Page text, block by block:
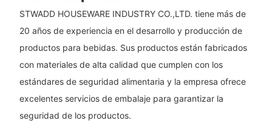
STWADD HOUSEWARE INDUSTRY CO.,LTD. tiene más de
20 años de experiencia en el desarrollo y producción de
productos para bebidas. Sus productos están fabricados
con materiales de alta calidad que cumplen con los
estándares de seguridad alimentaria y la empresa ofrece
excelentes servicios de embalaje para garantizar la
seguridad de los productos.